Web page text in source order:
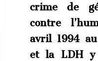
crime de
contre
avril 1994
et la LDH y